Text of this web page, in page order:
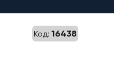
Код: 16438